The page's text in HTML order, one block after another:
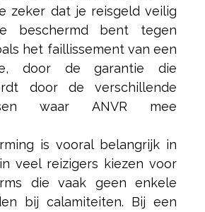
zeker dat je reisgeld veilig
beschermd bent tegen
het faillissement van een
door de garantie die
door de verschillende
waar ANVR mee
is vooral belangrijk in
veel reizigers kiezen voor
die vaak geen enkele
bij calamiteiten. Bij een